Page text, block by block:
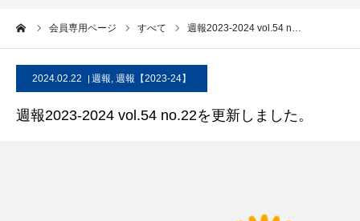
会員専用ページ すべて 週報2023-2024 vol.54 n…
2024.02.22 週報, 週報【2023-24】
週報2023-2024 vol.54 no.22を更新しました。
活動報告
お問い合わせ